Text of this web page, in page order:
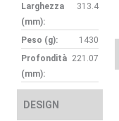
Larghezza
(mm):
313.4
Peso (g):
1430
Profondità
(mm):
221.07
DESIGN